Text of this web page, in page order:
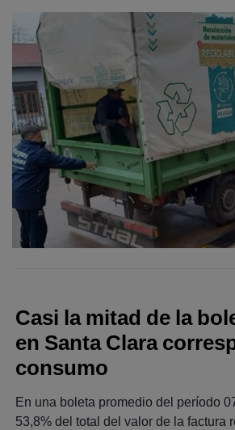
Casi la mitad de la
en Santa Clara
consumo
En una boleta promedio del período
53,8% del total del valor de la factura